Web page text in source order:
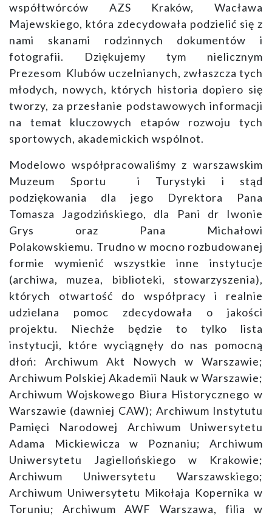
współtwórców AZS Kraków, Wacława
Majewskiego, która zdecydowała podzielić się z
nami skanami rodzinnych dokumentów i
fotografii. Dziękujemy tym nielicznym
Prezesom Klubów uczelnianych, zwłaszcza tych
młodych, nowych, których historia dopiero się
tworzy, za przesłanie podstawowych informacji
na temat kluczowych etapów rozwoju tych
sportowych, akademickich wspólnot.
Modelowo współpracowaliśmy z warszawskim
Muzeum Sportu i Turystyki i stąd
podziękowania dla jego Dyrektora Pana
Tomasza Jagodzińskiego, dla Pani dr Iwonie
Grys oraz Pana Michałowi
Polakowskiemu. Trudno w mocno rozbudowanej
formie wymienić wszystkie inne instytucje
(archiwa, muzea, biblioteki, stowarzyszenia),
których otwartość do współpracy i realnie
udzielana pomoc zdecydowała o jakości
projektu. Niechże będzie to tylko lista
instytucji, które wyciągnęły do nas pomocną
dłoń: Archiwum Akt Nowych w Warszawie;
Archiwum Polskiej Akademii Nauk w Warszawie;
Archiwum Wojskowego Biura Historycznego w
Warszawie (dawniej CAW); Archiwum Instytutu
Pamięci Narodowej Archiwum Uniwersytetu
Adama Mickiewicza w Poznaniu; Archiwum
Uniwersytetu Jagiellońskiego w Krakowie;
Archiwum Uniwersytetu Warszawskiego;
Archiwum Uniwersytetu Mikołaja Kopernika w
Toruniu; Archiwum AWF Warszawa, filia w